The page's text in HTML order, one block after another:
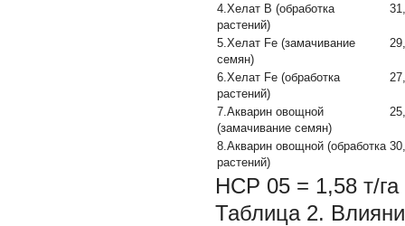
4.Хелат В (обработка
растений)
5.Хелат Fe (замачивание
семян)
6.Хелат Fe (обработка
растений)
7.Акварин овощной
(замачивание семян)
8.Акварин овощной (обработка
растений)
НСР 05 = 1,58 т/га
Таблица 2.